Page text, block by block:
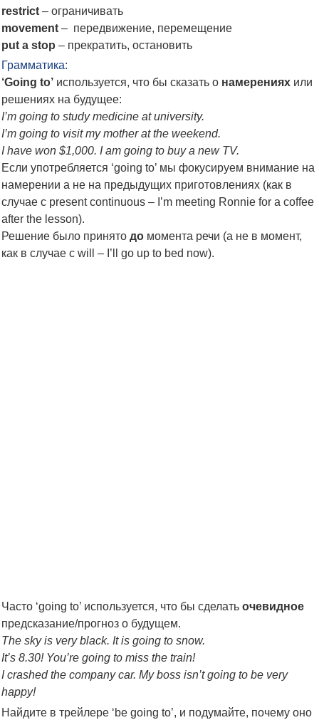
restrict – ограничивать
movement – передвижение, перемещение
put a stop – прекратить, остановить
Грамматика:
‘Going to’ используется, что бы сказать о намерениях или
решениях на будущее:
I’m going to study medicine at university.
I’m going to visit my mother at the weekend.
I have won $1,000. I am going to buy a new TV.
Если употребляется ‘going to’ мы фокусируем внимание на
намерении а не на предыдущих приготовлениях (как в
случае с present continuous – I’m meeting Ronnie for a coffee
after the lesson).
Решение было принято до момента речи (а не в момент,
как в случае с will – I’ll go up to bed now).
Часто ‘going to’ используется, что бы сделать очевидное
предсказание/прогноз о будущем.
The sky is very black. It is going to snow.
It’s 8.30! You’re going to miss the train!
I crashed the company car. My boss isn’t going to be very
happy!
Найдите в трейлере ‘be going to’, и подумайте, почему оно